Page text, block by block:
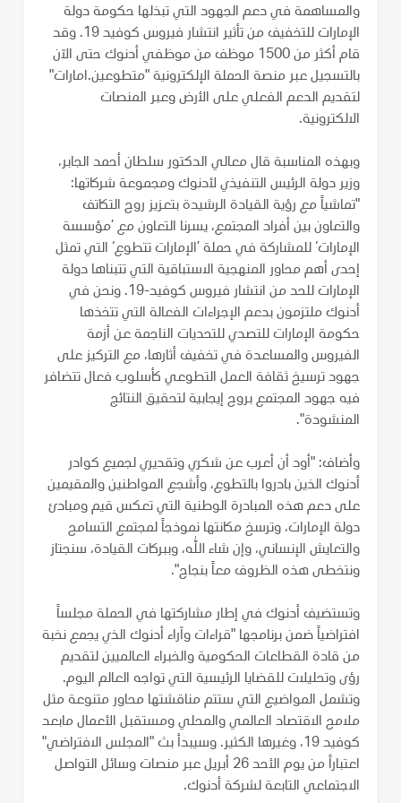
والمساهمة في دعم الجهود التي تبذلها حكومة دولة
الإمارات للتخفيف من تأثير انتشار فيروس كوفيد 19. وقد
قام أكثر من 1500 موظف من موظفي أدنوك حتى الآن
بالتسجيل عبر منصة الحملة الإلكترونية "متطوعين.امارات"
لتقديم الدعم الفعلي على الأرض وعبر المنصات
الالكترونية.
وبهذه المناسبة قال معالي الدكتور سلطان أحمد الجابر،
وزير دولة الرئيس التنفيذي لأدنوك ومجموعة شركاتها:
"تماشياً مع رؤية القيادة الرشيدة بتعزيز روح التكاتف
والتعاون بين أفراد المجتمع، يسرنا التعاون مع ’مؤسسة
الإمارات‘ للمشاركة في حملة ’الإمارات تتطوع‘ التي تمثل
إحدى أهم محاور المنهجية الاستباقية التي تتبناها دولة
الإمارات للحد من انتشار فيروس كوفيد-19. ونحن في
أدنوك ملتزمون بدعم الإجراءات الفعالة التي تتخذها
حكومة الإمارات للتصدي للتحديات الناجمة عن أزمة
الفيروس والمساعدة في تخفيف أثارها، مع التركيز على
جهود ترسيخ ثقافة العمل التطوعي كأسلوب فعال تتضافر
فيه جهود المجتمع بروح إيجابية لتحقيق النتائج
المنشودة".
وأضاف: "أود أن أعرب عن شكري وتقديري لجميع كوادر
أدنوك الذين بادروا بالتطوع، وأشجع المواطنين والمقيمين
على دعم هذه المبادرة الوطنية التي تعكس قيم ومبادئ
دولة الإمارات، وترسخ مكانتها نموذجاً لمجتمع التسامح
والتعايش الإنساني، وإن شاء الله، وببركات القيادة، سنجتاز
ونتخطى هذه الظروف معاً بنجاح".
وتستضيف أدنوك في إطار مشاركتها في الحملة مجلساً
افتراضياً ضمن برنامجها "قراءات وآراء أدنوك الذي يجمع نخبة
من قادة القطاعات الحكومية والخبراء العالميين لتقديم
رؤى وتحليلات للقضايا الرئيسية التي تواجه العالم اليوم.
وتشمل المواضيع التي ستتم مناقشتها محاور متنوعة مثل
ملامح الاقتصاد العالمي والمحلي ومستقبل الأعمال مابعد
كوفيد 19، وغيرها الكثير. وسيبدأ بث "المجلس الافتراضي"
اعتباراً من يوم الأحد 26 أبريل عبر منصات وسائل التواصل
الاجتماعي التابعة لشركة أدنوك.